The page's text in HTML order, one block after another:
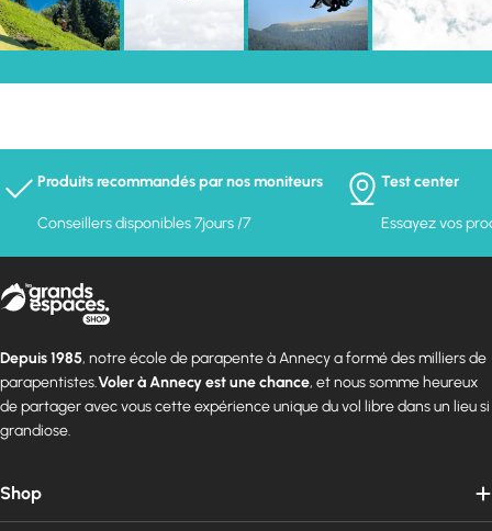
Produits recommandés par nos moniteurs
Conseillers disponibles 7jours /7
Test center
Essayez vos
Depuis 1985, notre école de parapente à Annecy a formé des milliers de
parapentistes.Voler à Annecy est une chance, et nous somme heureux
de partager avec vous cette expérience unique du vol libre dans un lieu si
grandiose.
Shop